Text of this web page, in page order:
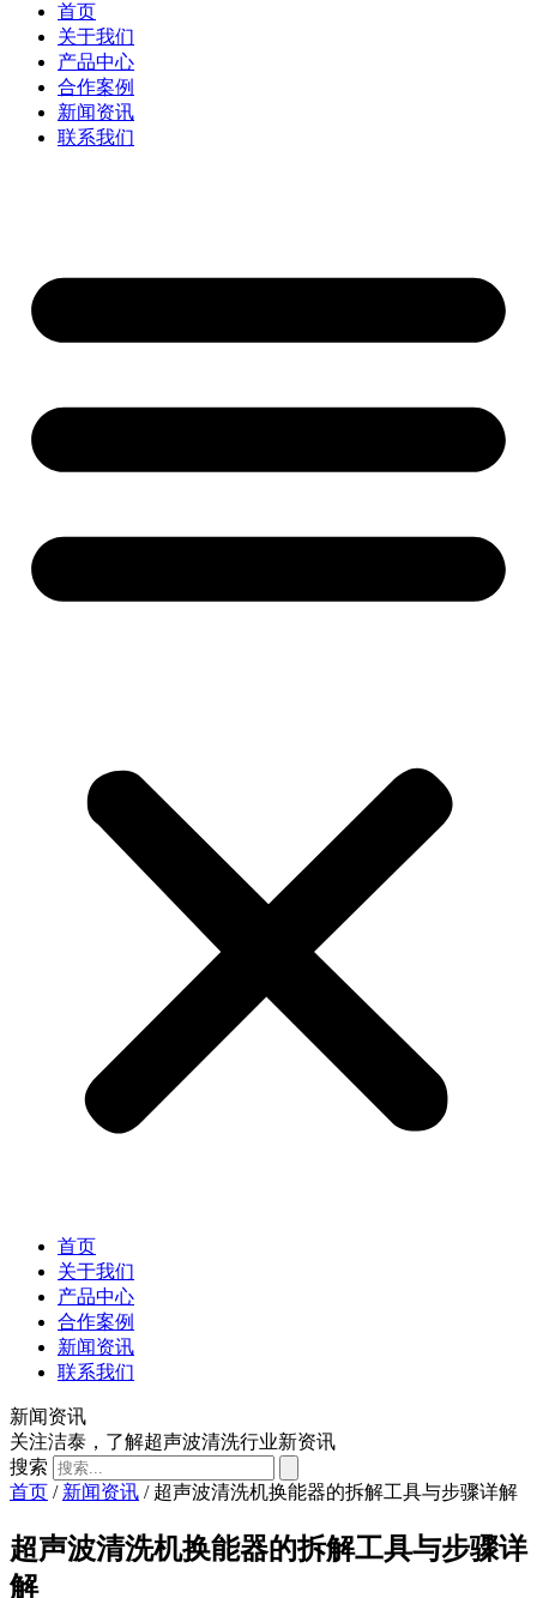
首页
关于我们
产品中心
合作案例
新闻资讯
联系我们
首页
关于我们
产品中心
合作案例
新闻资讯
联系我们
新闻资讯
关注洁泰，了解超声波清洗行业新资讯
搜索
首页 / 新闻资讯 / 超声波清洗机换能器的拆解工具与步骤详解
超声波清洗机换能器的拆解工具与步骤详
解